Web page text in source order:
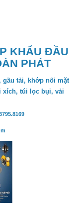
KHẨU ĐẦU
PHÁT
gầu tải, khớp nối mặt
xích, túi lọc bụi, vải